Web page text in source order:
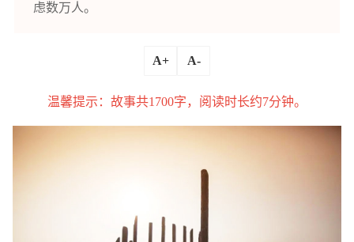
虑数万人。
A+ A-
温馨提示：故事共1700字，阅读时长约7分钟。